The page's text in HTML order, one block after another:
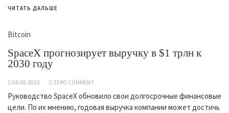
ЧИТАТЬ ДАЛЬШЕ
Bitcoin
SpaceX прогнозирует выручку в $1 трлн к
2030 году
06.08.2026 ZERO COMMENT
Руководство SpaceX обновило свои долгосрочные финансовые
цели. По их мнению, годовая выручка компании может достичь